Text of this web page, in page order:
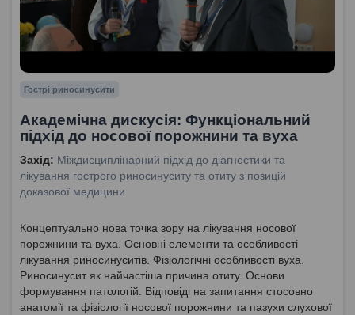
Гострі риносинусити
Академічна дискусія: Функціональний
підхід до носової порожнини та вуха
Захід: Міждисциплінарний підхід до діагностики та
лікування гострого риносинуситу та отиту з позицій
доказової медицини
Концептуально нова точка зору на лікування носової
порожнини та вуха. Основні елементи та особливості
лікування риносинуситів. Фізіологічні особливості вуха.
Риносинусит як найчастіша причина отиту. Основи
формування патологій. Відповіді на запитання стосовно
анатомії та фізіології носової порожнини та пазухи слухової